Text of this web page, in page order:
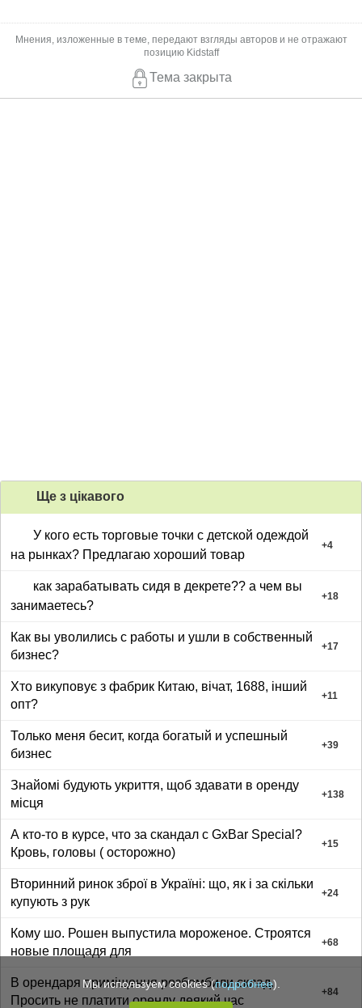
Мнения, изложенные в теме, передают взгляды авторов и не отражают
позицию Kidstaff
Тема закрыта
Ще з цiкавого
У кого есть торговые точки с детской одеждой
на рынках? Предлагаю хороший товар
+4
как зарабатывать сидя в декрете?? а чем вы
занимаетесь?
+18
Как вы уволились с работы и ушли в собственный
бизнес?
+17
Хто викуповує з фабрик Китаю, вічат, 1688, інший
опт?
+11
Только меня бесит, когда богатый и успешный
бизнес
+39
Знайомі будують укриття, щоб здавати в оренду
місця
+138
А кто-то в курсе, что за скандал с GxBar Special?
Кровь, головы ( осторожно)
+15
Вторинний ринок зброї в Україні: що, як і за скільки
купують з рук
+24
Кому шо. Рошен выпустила мороженое. Строятся
новые площадя для
+68
В орендаря приміщення розбомбили склад.
Просить не платити оренду деякий час
+84
Мы используем cookies (подробнее).